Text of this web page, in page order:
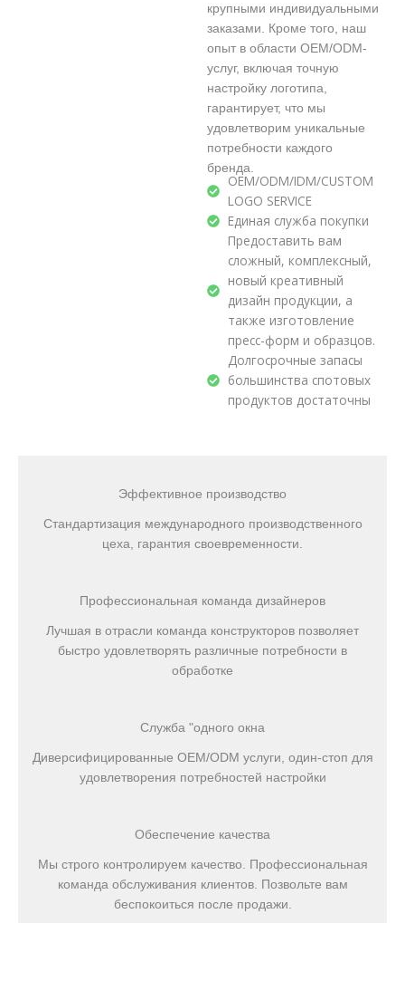
крупными индивидуальными
заказами. Кроме того, наш
опыт в области OEM/ODM-
услуг, включая точную
настройку логотипа,
гарантирует, что мы
удовлетворим уникальные
потребности каждого
бренда.
OEM/ODM/IDM/CUSTOM
LOGO SERVICE
Единая служба покупки
Предоставить вам
сложный, комплексный,
новый креативный
дизайн продукции, а
также изготовление
пресс-форм и образцов.
Долгосрочные запасы
большинства спотовых
продуктов достаточны
Эффективное производство
Стандартизация международного производственного
цеха, гарантия своевременности.
Профессиональная команда дизайнеров
Лучшая в отрасли команда конструкторов позволяет
быстро удовлетворять различные потребности в
обработке
Служба "одного окна
Диверсифицированные OEM/ODM услуги, один-стоп для
удовлетворения потребностей настройки
Обеспечение качества
Мы строго контролируем качество. Профессиональная
команда обслуживания клиентов. Позвольте вам
беспокоиться после продажи.